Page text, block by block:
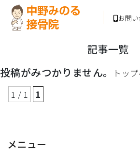
お問
記事一覧
投稿がみつかりません。
トッ
1 / 1
1
メニュー